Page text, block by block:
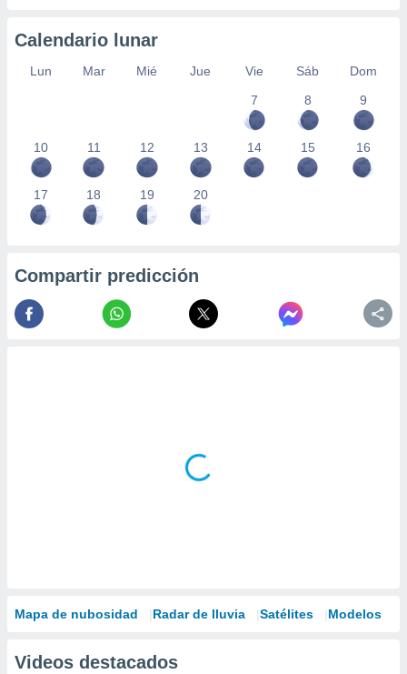
Calendario lunar
Lun Mar Mié Jue Vie Sáb
Dom
7
8 9
10 11 12 13 14 15 16
17 18 19 20
Compartir predicción
Mapa de nubosidad Radar de lluvia Satélites Modelos
Videos destacados